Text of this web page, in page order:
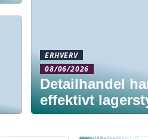
ERHVERV
08/06/2026
Detailhandel
effektivt
Når tiden
strategisk